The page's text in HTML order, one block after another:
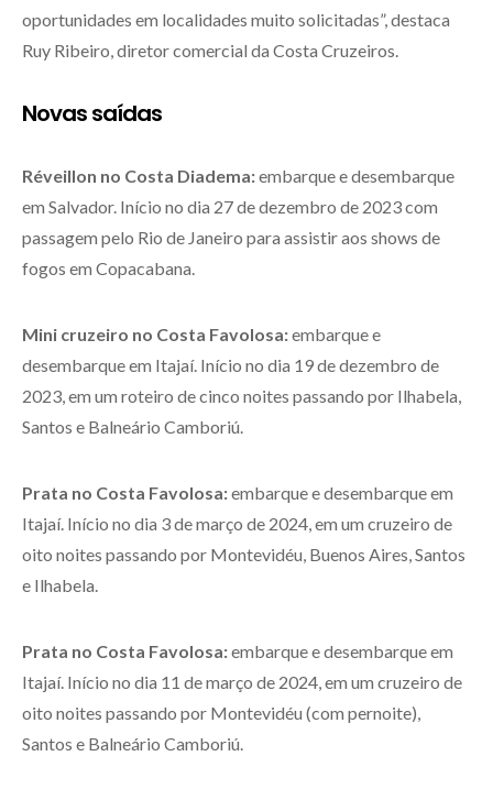
oportunidades em localidades muito solicitadas”, destaca
Ruy Ribeiro, diretor comercial da Costa Cruzeiros.
Novas saídas
Réveillon no Costa Diadema:embarque e desembarque
em Salvador. Início no dia 27 de dezembro de 2023 com
passagem pelo Rio de Janeiro para assistir aos shows de
fogos em Copacabana.
Mini cruzeiro no Costa Favolosa:embarque e
desembarque em Itajaí. Início no dia 19 de dezembro de
2023, em um roteiro de cinco noites passando por Ilhabela,
Santos e Balneário Camboriú.
Prata no Costa Favolosa:embarque e desembarque em
Itajaí. Início no dia 3 de março de 2024, em um cruzeiro de
oito noites passando por Montevidéu, Buenos Aires, Santos
e Ilhabela.
Prata no Costa Favolosa:embarque e desembarque em
Itajaí. Início no dia 11 de março de 2024, em um cruzeiro de
oito noites passando por Montevidéu (com pernoite),
Santos e Balneário Camboriú.